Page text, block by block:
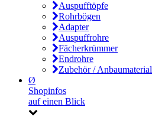
Auspufftöpfe
Rohrbögen
Adapter
Auspuffrohre
Fächerkrümmer
Endrohre
Zubehör / Anbaumaterial
Ø
Shopinfos
auf einen Blick